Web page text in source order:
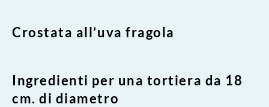
Crostata all’uva fragola
Ingredienti per una tortiera da 18
cm. di diametro